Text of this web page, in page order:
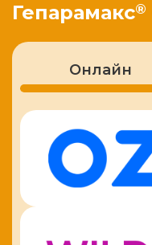
Гепарамакс®
Онлайн